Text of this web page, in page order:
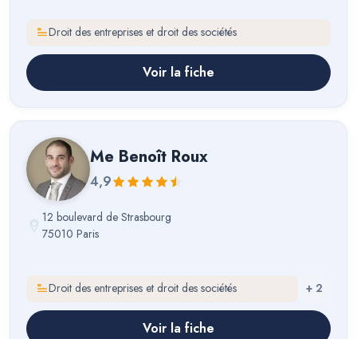
Droit des entreprises et droit des sociétés
Voir la fiche
Me Benoît Roux
4,9
12 boulevard de Strasbourg
75010 Paris
Droit des entreprises et droit des sociétés + 2
Voir la fiche